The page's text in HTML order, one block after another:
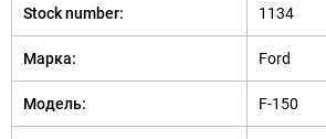
Stock number: 1134
Марка: Ford
Модель: F-150